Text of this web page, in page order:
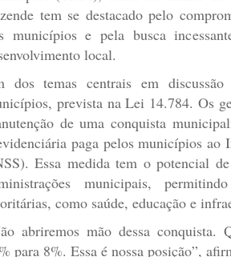
tem se destacado pelo
municípios e pela busca
local.
dos temas centrais em
prevista na Lei 14.784. Os
de uma conquista
paga pelos municípios ao
Essa medida tem o potencial
municipais,
como saúde, educação e
abriremos mão dessa conquista.
para 8%. Essa é nossa posição”,